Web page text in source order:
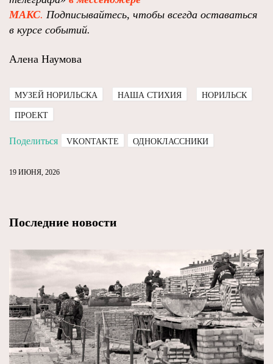
MAКС. Подписывайтесь, чтобы всегда оставаться
в курсе событий.
Алена Наумова
МУЗЕЙ НОРИЛЬСКА НАША СТИХИЯ НОРИЛЬСК
ПРОЕКТ
Поделиться VKONTAKTE ОДНОКЛАССНИКИ
19 ИЮНЯ, 2026
Последние новости